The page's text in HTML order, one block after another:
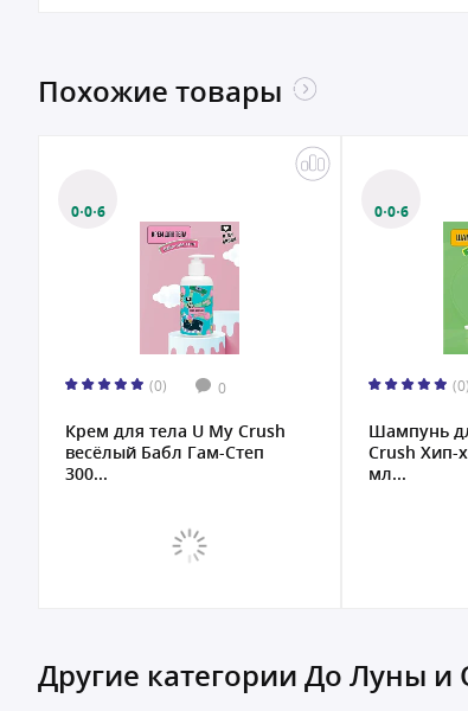
Похожие товары
0·0·6
(0) 0
Крем для тела U My Crush
весёлый Бабл Гам-Степ
300...
0·0·6
(0)
Шампунь
Crush Хип-
мл...
Другие категории До Луны и